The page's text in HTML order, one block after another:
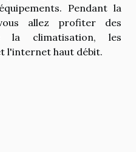
Pendant la
allez profiter des
la climatisation, les
l'internet haut débit.